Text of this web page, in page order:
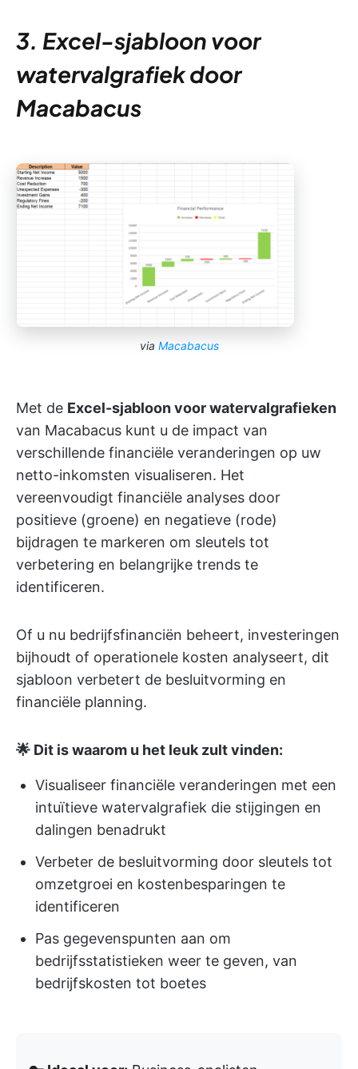
3. Excel-sjabloon voor
watervalgrafiek door
Macabacus
via Macabacus
Met de Excel-sjabloon voor watervalgrafieken
van Macabacus kunt u de impact van
verschillende financiële veranderingen op uw
netto-inkomsten visualiseren. Het
vereenvoudigt financiële analyses door
positieve (groene) en negatieve (rode)
bijdragen te markeren om sleutels tot
verbetering en belangrijke trends te
identificeren.
Of u nu bedrijfsfinanciën beheert, investeringen
bijhoudt of operationele kosten analyseert, dit
sjabloon verbetert de besluitvorming en
financiële planning.
🌟 Dit is waarom u het leuk zult vinden:
Visualiseer financiële veranderingen met een
intuïtieve watervalgrafiek die stijgingen en
dalingen benadrukt
Verbeter de besluitvorming door sleutels tot
omzetgroei en kostenbesparingen te
identificeren
Pas gegevenspunten aan om
bedrijfsstatistieken weer te geven, van
bedrijfskosten tot boetes